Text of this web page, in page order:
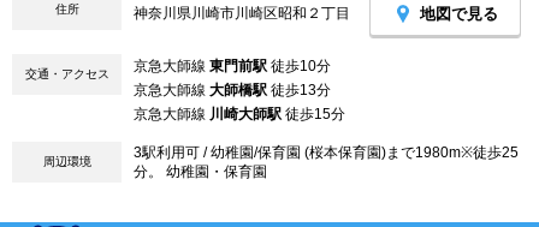
住所 神奈川県川崎市川崎区昭和２丁目 地図で見る
交通・アクセス 京急大師線 東門前駅 徒歩10分
京急大師線 大師橋駅 徒歩13分
京急大師線 川崎大師駅 徒歩15分
周辺環境
3駅利用可 / 幼稚園/保育園 (桜本保育園)まで1980m※徒歩25
分。 幼稚園・保育園